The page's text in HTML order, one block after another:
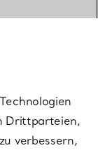
Drittparteien,
verbessern,